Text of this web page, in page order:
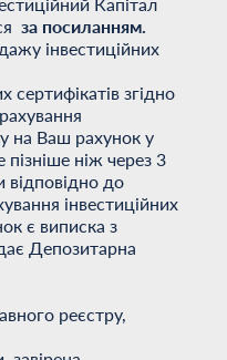
за посиланням.
інвестиційних
сертифікатів згідно
на Ваш рахунок у
пізніше ніж через 3
відповідно до
інвестиційних
є виписка з
Депозитарна
реєстру,